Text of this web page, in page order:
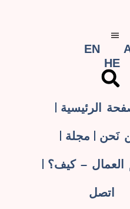
EN
HE
الرئيسية
نَحن مجلة
العمال – كيف؟
اتصل